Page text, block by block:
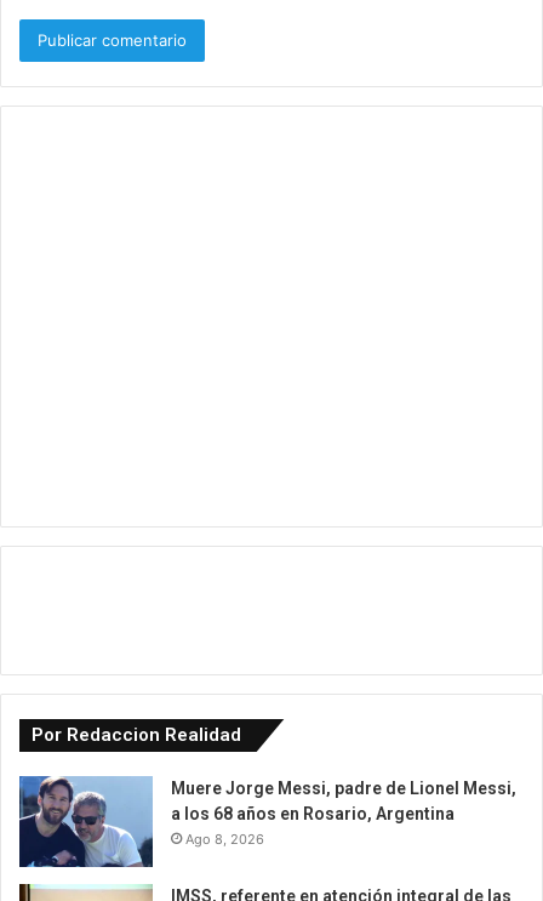
Por Redaccion Realidad
Muere Jorge Messi, padre de Lionel Messi,
a los 68 años en Rosario, Argentina
Ago 8, 2026
IMSS, referente en atención integral de las